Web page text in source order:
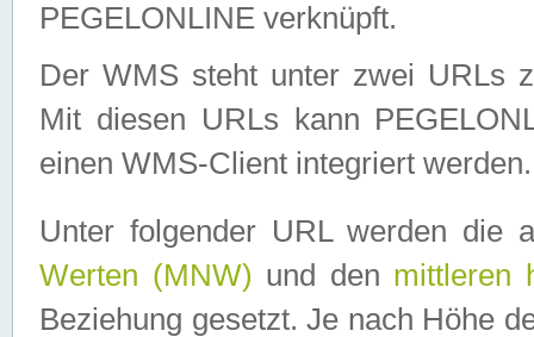
PEGELONLINE verknüpft.
Der WMS steht unter zwei URLs
Mit diesen URLs kann
einen WMS-Client integriert werden.
Unter folgender URL werden die
Werten (MNW) und den mittleren
Beziehung gesetzt. Je nach Höhe